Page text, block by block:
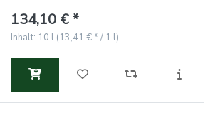
134,10 € *
Inhalt: 10 l (13,41 € * / 1 l)